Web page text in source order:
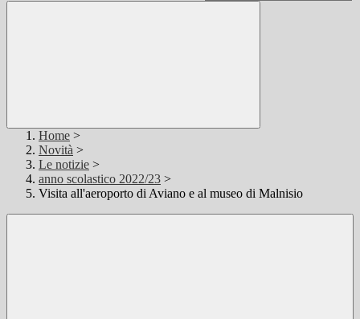
Home >
Novità >
Le notizie >
anno scolastico 2022/23 >
Visita all'aeroporto di Aviano e al museo di Malnisio